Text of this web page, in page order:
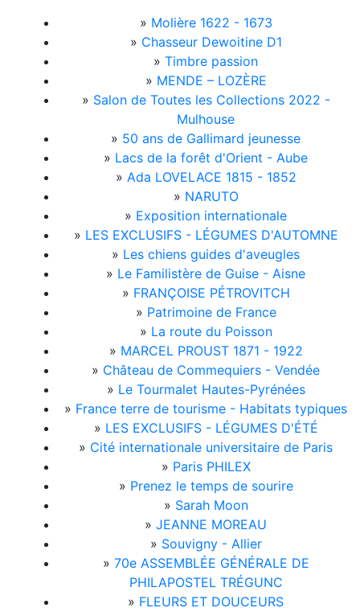
» Molière 1622 - 1673
» Chasseur Dewoitine D1
» Timbre passion
» MENDE – LOZÈRE
» Salon de Toutes les Collections 2022 -
Mulhouse
» 50 ans de Gallimard jeunesse
» Lacs de la forêt d'Orient - Aube
» Ada LOVELACE 1815 - 1852
» NARUTO
» Exposition internationale
» LES EXCLUSIFS - LÉGUMES D'AUTOMNE
» Les chiens guides d'aveugles
» Le Familistère de Guise - Aisne
» FRANÇOISE PÉTROVITCH
» Patrimoine de France
» La route du Poisson
» MARCEL PROUST 1871 - 1922
» Château de Commequiers - Vendée
» Le Tourmalet Hautes-Pyrénées
» France terre de tourisme - Habitats typiques
» LES EXCLUSIFS - LÉGUMES D'ÉTÉ
» Cité internationale universitaire de Paris
» Paris PHILEX
» Prenez le temps de sourire
» Sarah Moon
» JEANNE MOREAU
» Souvigny - Allier
» 70e ASSEMBLÉE GÉNÉRALE DE
PHILAPOSTEL TRÉGUNC
» FLEURS ET DOUCEURS